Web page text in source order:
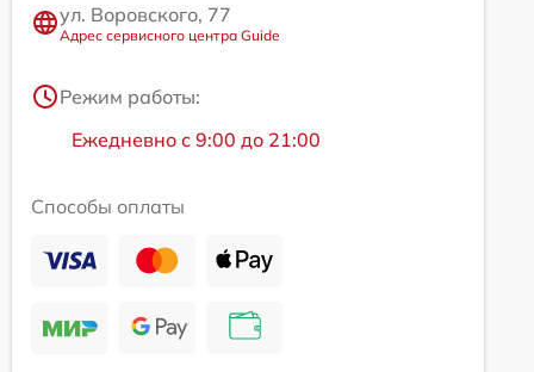
ул. Воровского, 77
Адрес сервисного центра Guide
Режим работы:
Ежедневно с 9:00 до 21:00
Способы оплаты